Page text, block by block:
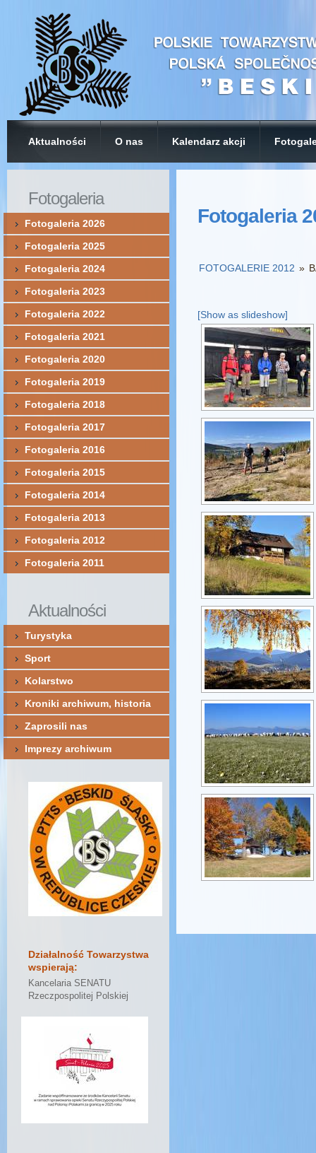
Aktualności O nas Kalendarz akcji
Fotogaleria
FOTOGALERIE 2012 »
[Show as slideshow]
Fotogaleria
Fotogaleria 2026
Fotogaleria 2025
Fotogaleria 2024
Fotogaleria 2023
Fotogaleria 2022
Fotogaleria 2021
Fotogaleria 2020
Fotogaleria 2019
Fotogaleria 2018
Fotogaleria 2017
Fotogaleria 2016
Fotogaleria 2015
Fotogaleria 2014
Fotogaleria 2013
Fotogaleria 2012
Fotogaleria 2011
Aktualności
Turystyka
Sport
Kolarstwo
Kroniki archiwum, historia
Zaprosili nas
Imprezy archiwum
Działalność Towarzystwa
wspierają:
Kancelaria SENATU
Rzeczpospolitej Polskiej